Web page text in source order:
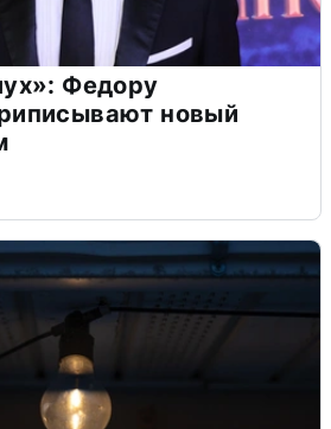
Федору
новый